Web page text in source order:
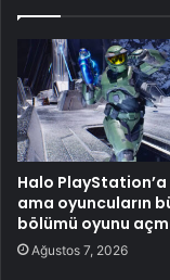
Halo
ama oyuncuların
bölümü oyunu
Ağustos 7, 2026